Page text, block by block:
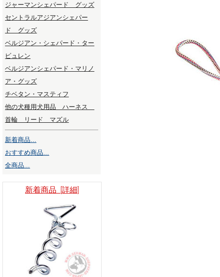
ジャーマンシェパード グッズ
セントラルアジアンシェパー
ド グッズ
ベルジアン・シェパード・ター
ビュレン
ベルジアンシェパード・マリノ
ア・グッズ
チベタン・マスティフ
他の犬種用犬用品 ハーネス
首輪 リード マズル
新着商品...
おすすめ商品...
全商品...
新着商品 [詳細]